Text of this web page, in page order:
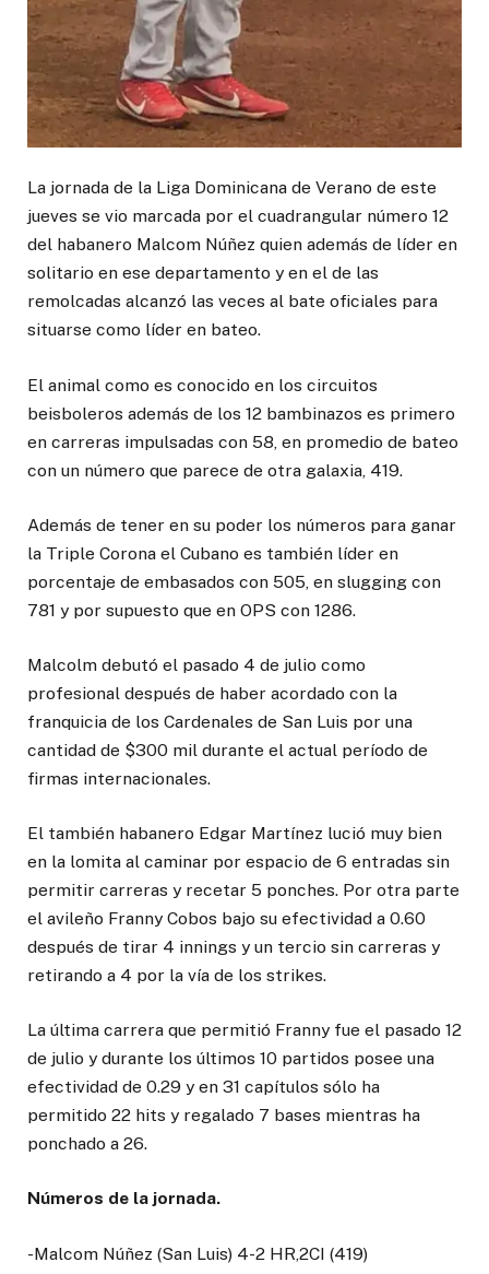
La jornada de la Liga Dominicana de Verano de este
jueves se vio marcada por el cuadrangular número 12
del habanero Malcom Núñez quien además de líder en
solitario en ese departamento y en el de las
remolcadas alcanzó las veces al bate oficiales para
situarse como líder en bateo.
El animal como es conocido en los circuitos
beisboleros además de los 12 bambinazos es primero
en carreras impulsadas con 58, en promedio de bateo
con un número que parece de otra galaxia, 419.
Además de tener en su poder los números para ganar
la Triple Corona el Cubano es también líder en
porcentaje de embasados con 505, en slugging con
781 y por supuesto que en OPS con 1286.
Malcolm debutó el pasado 4 de julio como
profesional después de haber acordado con la
franquicia de los Cardenales de San Luis por una
cantidad de $300 mil durante el actual período de
firmas internacionales.
El también habanero Edgar Martínez lució muy bien
en la lomita al caminar por espacio de 6 entradas sin
permitir carreras y recetar 5 ponches. Por otra parte
el avileño Franny Cobos bajo su efectividad a 0.60
después de tirar 4 innings y un tercio sin carreras y
retirando a 4 por la vía de los strikes.
La última carrera que permitió Franny fue el pasado 12
de julio y durante los últimos 10 partidos posee una
efectividad de 0.29 y en 31 capítulos sólo ha
permitido 22 hits y regalado 7 bases mientras ha
ponchado a 26.
Números de la jornada.
-Malcom Núñez (San Luis) 4-2 HR,2CI (419)